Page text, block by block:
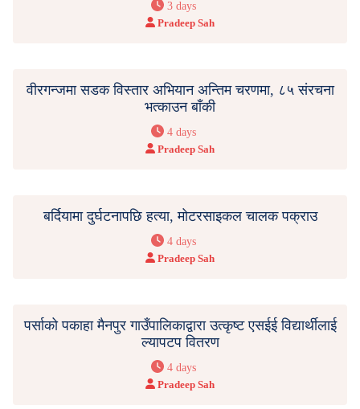
3 days
Pradeep Sah
वीरगन्जमा सडक विस्तार अभियान अन्तिम चरणमा, ८५ संरचना
भत्काउन बाँकी
4 days
Pradeep Sah
बर्दियामा दुर्घटनापछि हत्या, मोटरसाइकल चालक पक्राउ
4 days
Pradeep Sah
पर्साको पकाहा मैनपुर गाउँपालिकाद्वारा उत्कृष्ट एसईई विद्यार्थीलाई
ल्यापटप वितरण
4 days
Pradeep Sah